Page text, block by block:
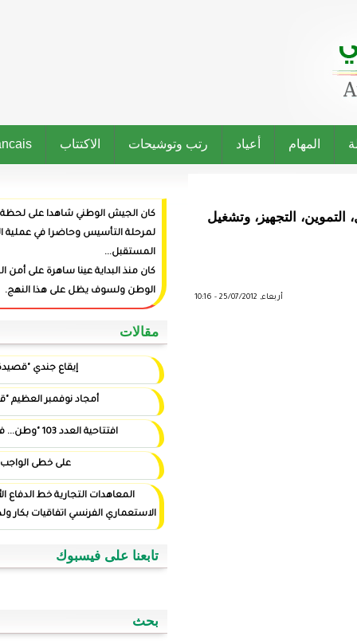
رتب وتوشيحات الاكتتاب Francais
كان الجيش الوطني شاهدا على لحظة ميلاد الدولة وراعيا
لمرحلة التأسيس وحاضرا في عملية البناء وفاعلا في صنع
كان منذ البداية عينا ساهرة على أمن المواطنين وعزة
الوطن ولسوف يظل على هذا النهج.
إيقاع جندي "قصيدة"
أمجاد نوفمبر العظيم "قصيدة"
على خطى الواجب
المعاهدات التجارية خط الدفاع الأول ضد التوغل
الاستعماري الفرنسي اتفاقيات بكار ولد اسويداحمد نموذجا